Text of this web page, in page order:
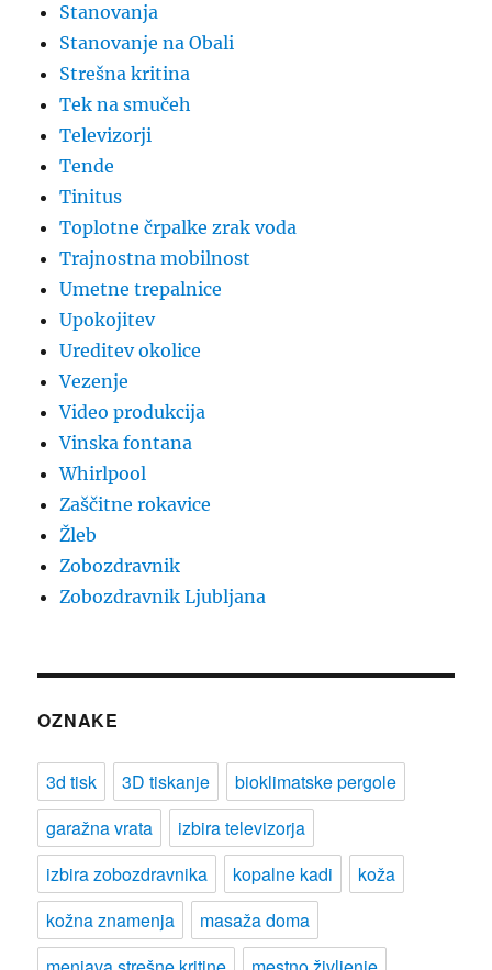
Stanovanja
Stanovanje na Obali
Strešna kritina
Tek na smučeh
Televizorji
Tende
Tinitus
Toplotne črpalke zrak voda
Trajnostna mobilnost
Umetne trepalnice
Upokojitev
Ureditev okolice
Vezenje
Video produkcija
Vinska fontana
Whirlpool
Zaščitne rokavice
Žleb
Zobozdravnik
Zobozdravnik Ljubljana
OZNAKE
3d tisk 3D tiskanje
bioklimatske pergole
garažna vrata
izbira televizorja
izbira zobozdravnika
kopalne kadi
koža
kožna znamenja
masaža doma